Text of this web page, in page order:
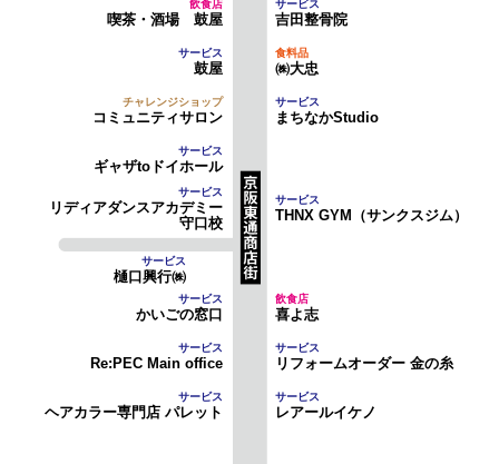
喫茶・酒場 鼓屋
鼓屋
コミュニティサロン
ギャザtoドイホール
リディアダンスアカデミー
守口校
樋口興行㈱
かいごの窓口
Re:PEC Main office
ヘアカラー専門店 パレット
吉田整骨院
㈱大忠
まちなかStudio
THNX GYM（サンクスジム）
喜よ志
リフォームオーダー 金の糸
レアールイケノ